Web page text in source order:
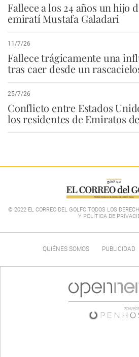
Fallece a los 24 años un hijo
emiratí Mustafa Galadari
11/7/26
Fallece trágicamente una
tras caer desde un
25/7/26
Conflicto entre Estados
los residentes de Emiratos
© 2022 EL CORREO DEL GOLFO TODOS LOS
Y POLÍTICA DE
QUIÉNES SOMOS PUBLICIDAD